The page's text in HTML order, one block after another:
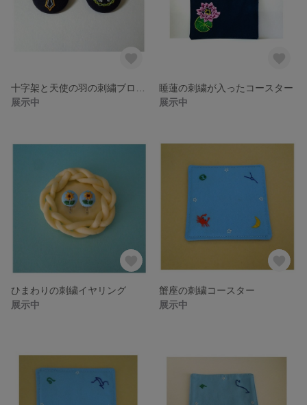
展示中
睡蓮の刺繍が入ったコースター
展示中
ひまわりの刺繍イヤリング
展示中
蟹座の刺繍コースター
展示中